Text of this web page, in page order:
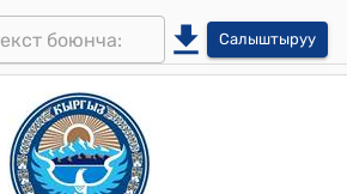
Салыштыруу